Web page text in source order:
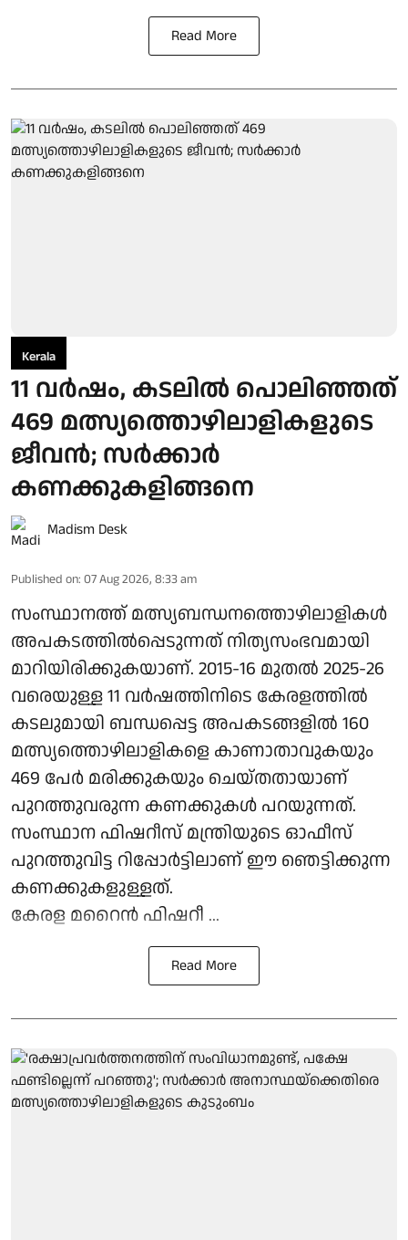
Read More
Kerala
11 വര്‍ഷം, കടലില്‍ പൊലിഞ്ഞത്
469 മത്സ്യത്തൊഴിലാളികളുടെ
ജീവന്‍; സര്‍ക്കാര്‍
കണക്കുകളിങ്ങനെ
Madism Desk
Published on: 07 Aug 2026, 8:33 am
സംസ്ഥാനത്ത് മത്സ്യബന്ധനത്തൊഴിലാളികൾ
അപകടത്തിൽപ്പെടുന്നത് നിത്യസംഭവമായി
മാറിയിരിക്കുകയാണ്. 2015-16 മുതൽ 2025-26
വരെയുള്ള 11 വർഷത്തിനിടെ കേരളത്തിൽ
കടലുമായി ബന്ധപ്പെട്ട അപകടങ്ങളിൽ 160
മത്സ്യത്തൊഴിലാളികളെ കാണാതാവുകയും
469 പേർ മരിക്കുകയും ചെയ്തതായാണ്
പുറത്തുവരുന്ന കണക്കുകൾ പറയുന്നത്.
സംസ്ഥാന ഫിഷറീസ് മന്ത്രിയുടെ ഓഫീസ്
പുറത്തുവിട്ട റിപ്പോർട്ടിലാണ് ഈ ഞെട്ടിക്കുന്ന
കണക്കുകളുള്ളത്.
കേരള മറൈൻ ഫിഷറീ ...
Read More